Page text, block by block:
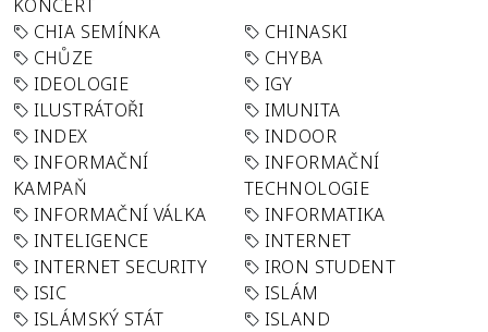
KONCERT
CHIA SEMÍNKA
CHINASKI
CHŮZE
CHYBA
IDEOLOGIE
IGY
ILUSTRÁTOŘI
IMUNITA
INDEX
INDOOR
INFORMAČNÍ
KAMPAŇ
INFORMAČNÍ
TECHNOLOGIE
INFORMAČNÍ VÁLKA
INFORMATIKA
INTELIGENCE
INTERNET
INTERNET SECURITY
IRON STUDENT
ISIC
ISLÁM
ISLÁMSKÝ STÁT
ISLAND